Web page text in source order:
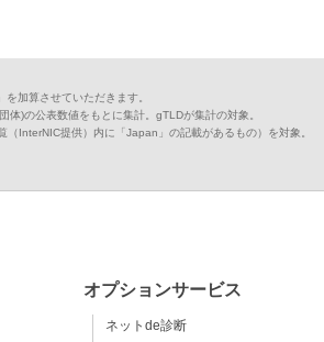
加算させていただきます。
)の公表数値をもとに集計。gTLDが集計の対象。
InterNIC提供）内に「Japan」の記載があるもの）を対象。
オプションサービス
ネットde診断